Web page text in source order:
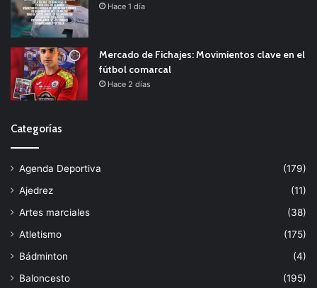
Hace 1 día
Mercado de Fichajes: Movimientos clave en el
fútbol comarcal
Hace 2 días
Categorías
Agenda Deportiva
(179)
Ajedrez
(11)
Artes marciales
(38)
Atletismo
(175)
Bádminton
(4)
Baloncesto
(195)